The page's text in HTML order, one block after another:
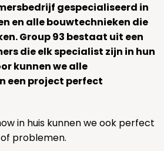
gespecialiseerd in
en alle bouwtechnieken die
Group 93 bestaat uit een
die elk specialist zijn in hun
kunnen we alle
een project perfect
in huis kunnen we ook perfect
problemen.